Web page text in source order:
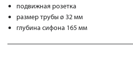
подвижная розетка
размер трубы ø 32 мм
глубина сифона 165 мм